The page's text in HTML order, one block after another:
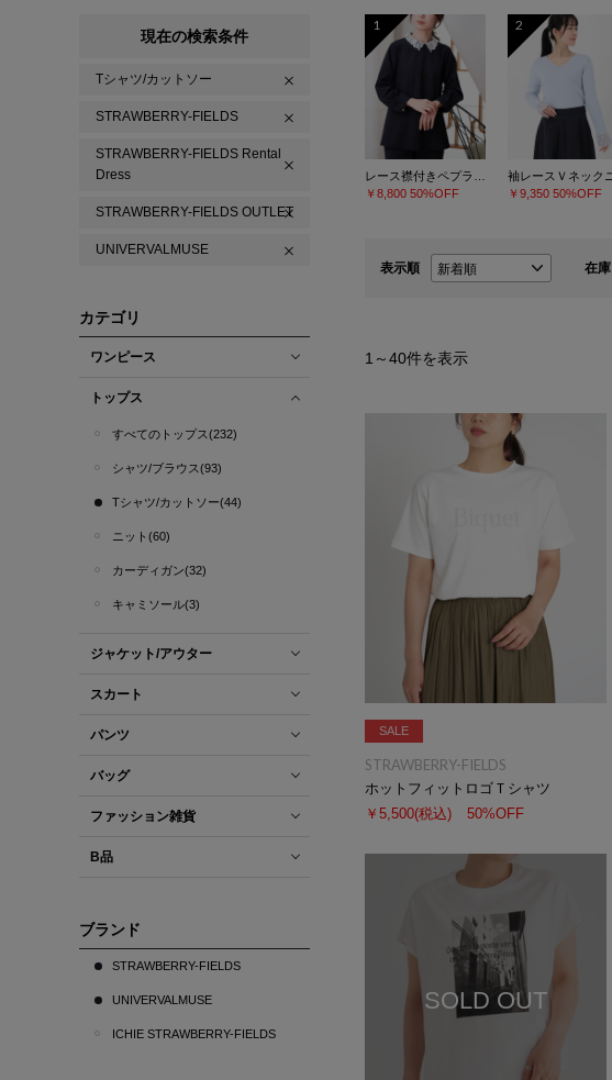
現在の検索条件
Tシャツ/カットソー
STRAWBERRY-FIELDS
STRAWBERRY-FIELDS Rental
Dress
STRAWBERRY-FIELDS OUTLET
UNIVERVALMUSE
カテゴリ
ワンピース
トップス
すべてのトップス(232)
シャツ/ブラウス(93)
Tシャツ/カットソー(44)
ニット(60)
カーディガン(32)
キャミソール(3)
ジャケット/アウター
スカート
パンツ
バッグ
ファッション雑貨
B品
ブランド
STRAWBERRY-FIELDS
UNIVERVALMUSE
ICHIE STRAWBERRY-FIELDS
1
￥8,800 50%OFF
2
￥9,350 50%OFF
表示順 在庫
1 ～40件を表示
SALE
STRAWBERRY-FIELDS
ホットフィットロゴＴシャツ
￥5,500(税込) 50%OFF
SOLD OUT